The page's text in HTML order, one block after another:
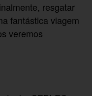
resgatar
fantástica viagem
veremos